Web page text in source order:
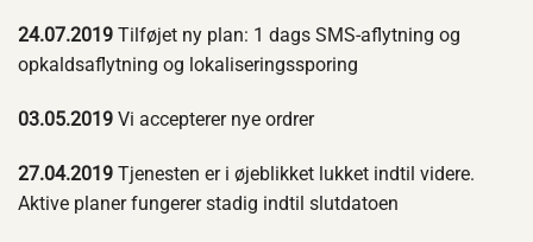
24.07.2019 Tilføjet ny plan: 1 dags SMS-aflytning og
opkaldsaflytning og lokaliseringssporing
03.05.2019 Vi accepterer nye ordrer
27.04.2019 Tjenesten er i øjeblikket lukket indtil videre.
Aktive planer fungerer stadig indtil slutdatoen